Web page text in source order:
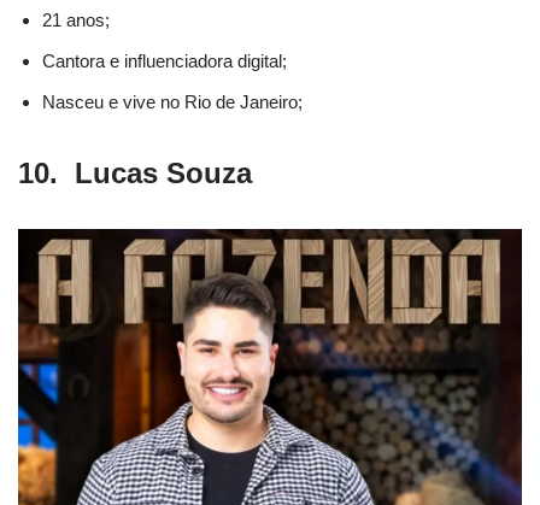
21 anos;
Cantora e influenciadora digital;
Nasceu e vive no Rio de Janeiro;
10. Lucas Souza